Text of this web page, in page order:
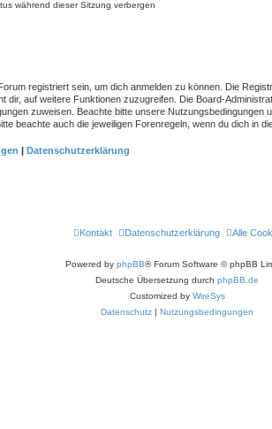
während dieser Sitzung verbergen
registriert sein, um dich anmelden zu können. Die
dir, auf weitere Funktionen zuzugreifen. Die Board-
zuweisen. Beachte bitte unsere Nutzungsbedingungen
beachte auch die jeweiligen Forenregeln, wenn du dich in
Datenschutzerklärung
Alle
Datenschutzerklärung
Kontakt
Powered by phpBB® Forum Software © phpBB
Deutsche Übersetzung durch phpBB.de
Customized by WireSys
Datenschutz
Nutzungsbedingungen